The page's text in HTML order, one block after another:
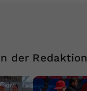
der Redaktion